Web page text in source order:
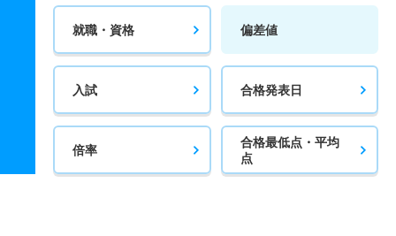
就職・資格 偏差値
入試 合格発表日
倍率
合格最低点・平均
点